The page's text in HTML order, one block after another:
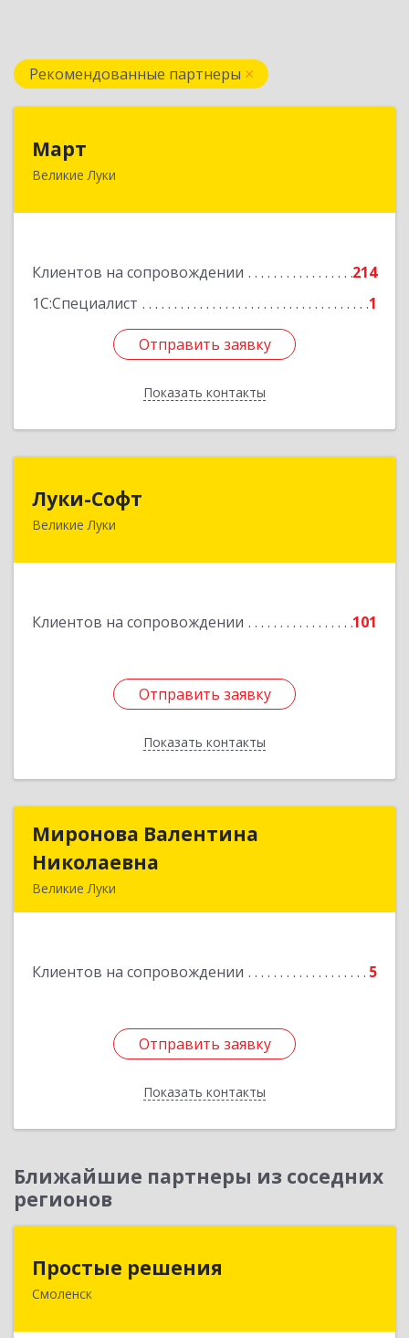
Рекомендованные партнеры
Март
Великие Луки
Клиентов на сопровождении
214
1С:Специалист
1
Отправить заявку
Показать контакты
182113, Псковская обл, Великие Луки г,
Отправить заявку
Назад
Луки-Софт
Великие Луки
Клиентов на сопровождении 101
Отправить заявку
Показать контакты
182113, Псковская обл, Великие Луки г,
Отправить заявку
Назад
Миронова Валентина
Николаевна
Великие Луки
Клиентов на сопровождении 5
Отправить заявку
Показать контакты
Миронова Валентина
Отправить заявку
Назад
Ближайшие партнеры из соседних
регионов
Простые решения
Смоленск
214015, Смоленская обл, Смоленск г, Большая